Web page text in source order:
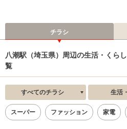
チラシ
八潮駅（埼玉県）周辺の生活・くら
覧
すべてのチラシ 生活
スーパー ファッション 家電